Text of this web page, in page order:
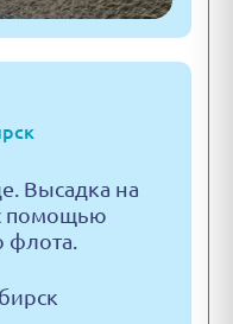
Высадка на
помощью
флота.